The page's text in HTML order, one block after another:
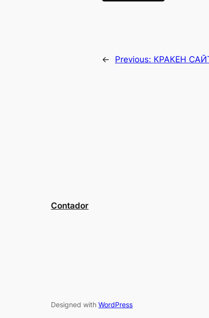
← Previous: КРАКЕН
Contador
Designed with WordPress